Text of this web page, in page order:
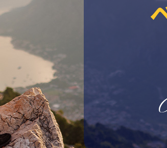
ご予約・空室検索
公式サイトベストレート
全プランお得価格！